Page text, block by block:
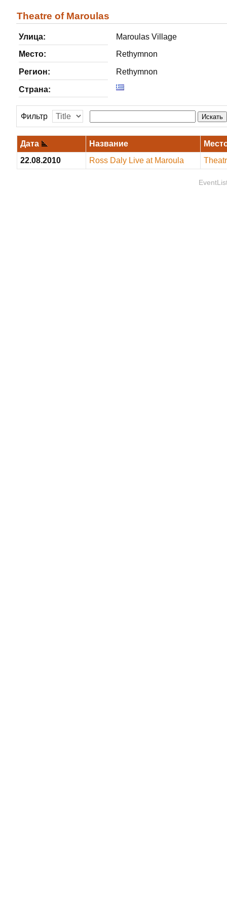
Theatre of Maroulas
Улица: Maroulas Village
Место: Rethymnon
Регион: Rethymnon
Страна:
Фильтр Искать
Дата Название
22.08.2010
Ross Daly Live at Maroula